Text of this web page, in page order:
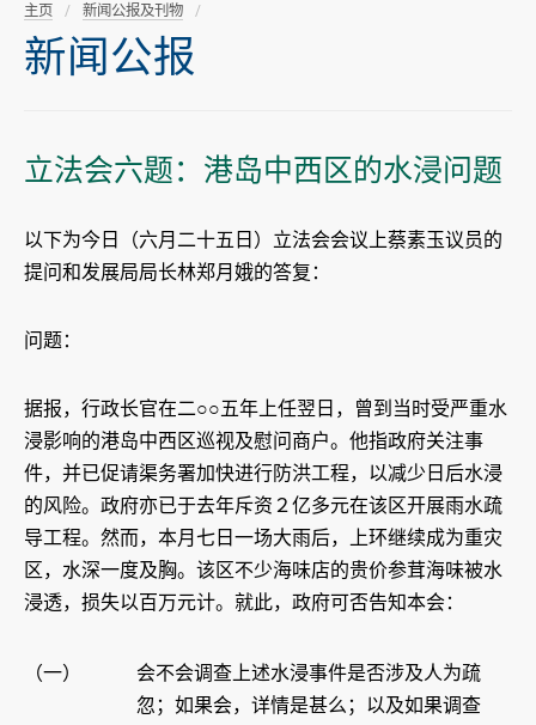
主页 新闻公报及刊物
新闻公报
立法会六题：港岛中西区的水浸问题
以下为今日（六月二十五日）立法会会议上蔡素玉议员的
提问和发展局局长林郑月娥的答复：
问题：
据报，行政长官在二○○五年上任翌日，曾到当时受严重水
浸影响的港岛中西区巡视及慰问商户。他指政府关注事
件，并已促请渠务署加快进行防洪工程，以减少日后水浸
的风险。政府亦已于去年斥资２亿多元在该区开展雨水疏
导工程。然而，本月七日一场大雨后，上环继续成为重灾
区，水深一度及胸。该区不少海味店的贵价参茸海味被水
浸透，损失以百万元计。就此，政府可否告知本会：
（一）
会不会调查上述水浸事件是否涉及人为疏
忽；如果会，详情是甚么；以及如果调查